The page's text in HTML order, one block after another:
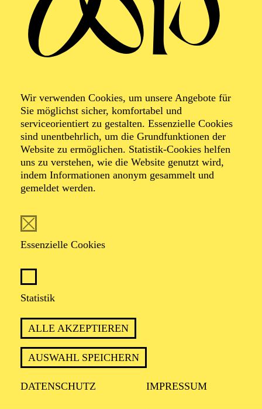
Wir verwenden Cookies, um unsere Angebote für
Sie möglichst sicher, komfortabel und
serviceorientiert zu gestalten. Essenzielle Cookies
sind unentbehrlich, um die Grundfunktionen der
Website zu ermöglichen. Statistik-Cookies helfen
uns zu verstehen, wie die Website genutzt wird,
indem Informationen anonym gesammelt und
gemeldet werden.
Essenzielle Cookies
Statistik
ALLE AKZEPTIEREN
AUSWAHL SPEICHERN
DATENSCHUTZ IMPRESSUM
Stimme Marokkos
Nouamane Lahlou
2 Stunden, inkl. Pause
NOUAMANE LAHLOU